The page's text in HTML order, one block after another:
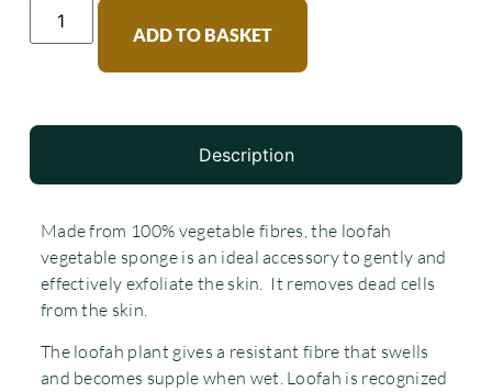
ADD TO BASKET
Description
Made from 100% vegetable fibres, the loofah
vegetable sponge is an ideal accessory to gently and
effectively exfoliate the skin. It removes dead cells
from the skin.
The loofah plant gives a resistant fibre that swells
and becomes supple when wet. Loofah is recognized